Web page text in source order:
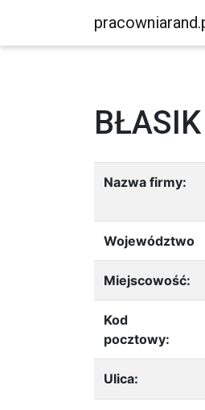
Nazwa firmy:
Województwo
Miejscowość:
Kod
pocztowy:
Ulica: